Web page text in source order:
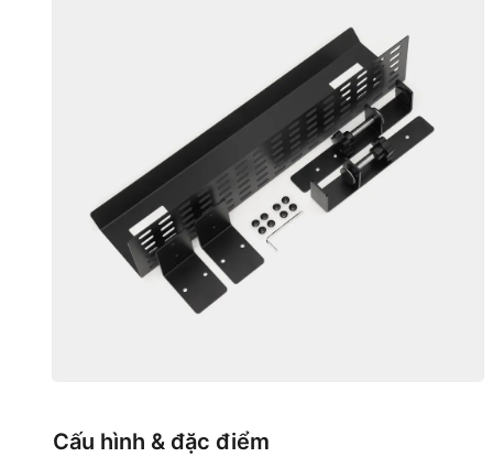
Cấu hình & đặc điểm